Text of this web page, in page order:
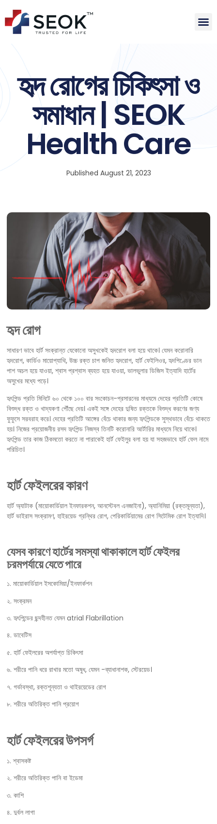
হৃদ রোগের চিকিৎসা ও
সমাধান | SEOK
Health Care
Published August 21, 2023
হৃদ রোগ
সাধারণ ভাবে হার্ট সংক্রান্ত যেকোনো অসুখকেই হৃদরোগ বলা হয়ে থাকে। যেমন করোনারি
হৃদরোগ, কার্ডিও মায়োপ্যাথি, উচ্চ রক্ত চাপ জনিত হৃদরোগ, হার্ট ফেইলিওর, হৃদপিণ্ডের ডান
পাশ অচল হয়ে যাওয়া, শ্বাস প্রশ্বাস ব্যহত হয়ে যাওয়া, ভালভুলার ডিজিস ইত্যাদি হার্টের
অসুখের মধ্যে পড়ে।
হৃৎপিন্ড প্রতি মিনিটে ৬০ থেকে ১০০ বার সংকোচন-প্রসারনের মাধ্যমে দেহের প্রতিটি কোষে
বিশুদ্ধ রক্ত ও খাদ্যকণা পৌঁছে দেয়। একই সঙ্গে দেহের দুষিত রক্তকে বিশুদ্ধ করণের জণ্য
ফুফুসে সরবরাহ করে। দেহের প্রতিটি আঙ্গের বেঁচে থাকার জন্য হৃৎপিন্ডকে সুস্থভাবে বেঁচে থাকতে
হয়। নিজের প্রয়োজনীয় রসদ হৃৎপিন্ড নিজস্ব তিনটি করোনারি আর্টারির মাধ্যমে নিয়ে থাকে।
হৃৎপিন্ড তার কাজ ঠিকমতো করতে না পারাকেই হার্ট ফেইলুর বলা হয় যা সহজভাবে হার্ট ফেল নামে
পরিচিত।
হার্ট ফেইলরের কারণ
হার্ট অ্যাটাক (মায়োকার্ডিয়াল ইনফারকশন, আনস্টেবল এনজাইনা), অ্যানিমিয়া (রক্তমূন্যতা),
হার্ট ভাইরাস সংক্রামণ, হাইরয়েড গ্রন্থির রোগ, পেরিকার্ডিয়ামের রোগ সিটেমিক রোগ ইত্যাদি।
যেসব কারণে হার্টের সমস্যা থাকাকালে হার্ট ফেইলর
চরমপর্যায়ে যেতে পারে
১. মায়োকার্ডিয়াল ইসকোমিয়া/ইনফার্কশন
২. সংক্রমন
৩. হৃৎপিন্ডের ছন্দহীনত যেমন atrial Flabrillation
৪. ডাবেটিস
৫. হার্ট ফেইলরের অপর্যাপ্ত চিকিৎসা
৬. শরীরে পানি ধরে রাখার মতো অষুধ, যেমন -ব্যাধানাশক, স্টেরয়েড।
৭. গর্ভাবস্থা, রক্তশূন্যতা ও থাইরয়েডের রোগ
৮. শরীরে অতিরিক্ত পানি প্রয়োগ
হার্ট ফেইলরের উপসর্গ
১. শ্বাসকষ্ট
২. শরীরে অতিরিক্ত পানি বা ইডেমা
৩. কাশি
৪. দুর্বল লাগা